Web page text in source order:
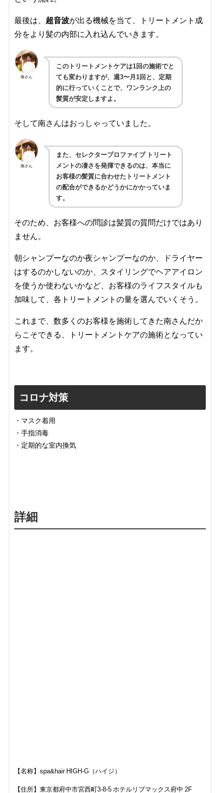
最後は、 超音波が出る機械を当て、トリートメント成
分をより髪の内部に入れ込んでいきます。
南さん
このトリートメントケアは1回の施術でと
ても変わりますが、週3〜月1回と、定期
的に行っていくことで、ワンランク上の
髪質が安定しますよ。
そして南さんはおっしゃっていました。
南さん
また、セレクタープロファイブ トリート
メントの凄さを発揮できるのは、本当に
お客様の髪質に合わせたトリートメント
の配合ができるかどうかにかかっていま
す。
そのため、お客様への問診は髪質の質問だけではあり
ません。
朝シャンプーなのか夜シャンプーなのか、ドライヤー
はするのかしないのか、スタイリングでヘアアイロン
を使うか使わないかなど、お客様のライフスタイルも
加味して、各トリートメントの量を選んでいくそう。
これまで、数多くのお客様を施術してきた南さんだか
らこそできる、トリートメントケアの施術となってい
ます。
コロナ対策
・マスク着用
・手指消毒
・定期的な室内換気
詳細
【名称】 spa&hair HIGH-G（ハイジ）
【住所】 東京都府中市宮西町3-8-5 ホテルリブマックス府中 2F